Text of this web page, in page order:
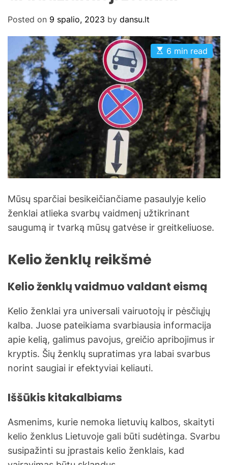
Posted on 9 spalio, 2023 by dansu.lt
E
s
t
i
a
e
d
r
e
a
d
t
i
m
e
6 min read
Mūsų sparčiai besikeičiančiame pasaulyje kelio
ženklai atlieka svarbų vaidmenį užtikrinant
saugumą ir tvarką mūsų gatvėse ir greitkeliuose.
Kelio ženklų reikšmė
Kelio ženklų vaidmuo valdant eismą
Kelio ženklai yra universali vairuotojų ir pėsčiųjų
kalba. Juose pateikiama svarbiausia informacija
apie kelią, galimus pavojus, greičio apribojimus ir
kryptis. Šių ženklų supratimas yra labai svarbus
norint saugiai ir efektyviai keliauti.
Iššūkis kitakalbiams
Asmenims, kurie nemoka lietuvių kalbos, skaityti
kelio ženklus Lietuvoje gali būti sudėtinga. Svarbu
susipažinti su įprastais kelio ženklais, kad